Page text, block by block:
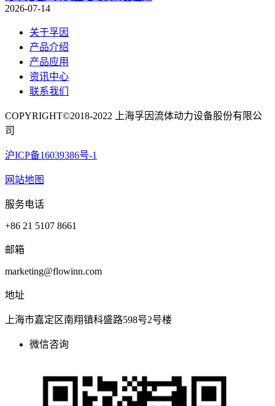
2026-07-14
关于孚因
产品介绍
产品应用
资讯中心
联系我们
COPYRIGHT©2018-2022 上海孚因流体动力设备股份有限公
司
沪ICP备16039386号-1
网站地图
服务电话
+86 21 5107 8661
邮箱
marketing@flowinn.com
地址
上海市嘉定区南翔镇科盛路598号2号楼
微信咨询